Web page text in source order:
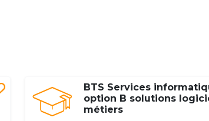
BTS Services
option B solutions
métiers